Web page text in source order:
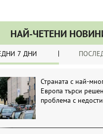
НАЙ-ЧЕТЕНИ
7 ДНИ
Страната с най-
Европа търси
проблема с